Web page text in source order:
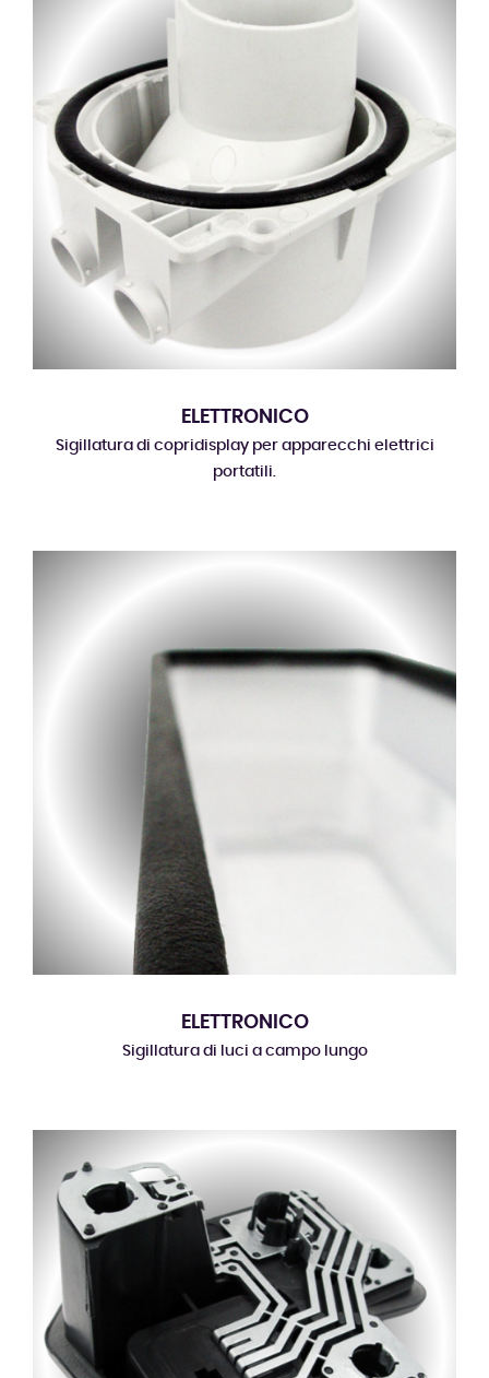
ELETTRONICO
Sigillatura di copridisplay per apparecchi elettrici
portatili.
ELETTRONICO
Sigillatura di luci a campo lungo